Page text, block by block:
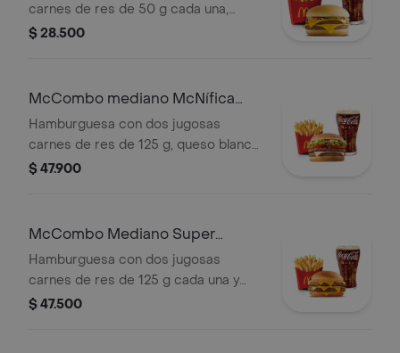
carnes de res de 50 g cada una,
doble queso cheddar cremoso,
Acompañada de papas fritas
elección.
$ 28.500
McCombo mediano McNífica
Doble
Hamburguesa con dos jugosas
carnes de res de 125 g, queso blanco
cremoso, cebolla, tomate fresco,
Acompañada de papas fritas
medianas y bebida mediana a
elección.
$ 47.900
McCombo Mediano Super
Cheddar Lover
Hamburguesa con dos jugosas
carnes de res de 125 g cada una y
cinco quesos cremosos.
$ 47.500